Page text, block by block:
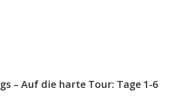
– Auf die harte Tour: Tage 1-6